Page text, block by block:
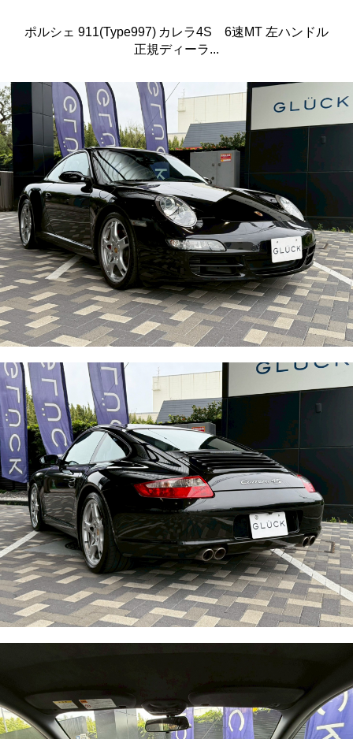
ポルシェ 911(Type997) カレラ4S 6速MT 左ハンドル
正規ディーラ...